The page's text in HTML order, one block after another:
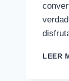
LEER